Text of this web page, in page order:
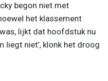
begon niet met
het klassement
lijkt dat hoofdstuk nu
liegt niet’, klonk het droog